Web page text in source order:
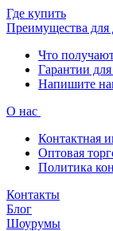
Где купить
Преимущества для
Что
Гарантии
Напишите
О нас
Контактная
Оптовая
Политика
Контакты
Блог
Шоурумы